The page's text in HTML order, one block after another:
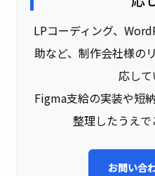
LPコーディング、
助など、制作会社様の
応して
Figma支給の実装や短
整理したうえで
お問い合